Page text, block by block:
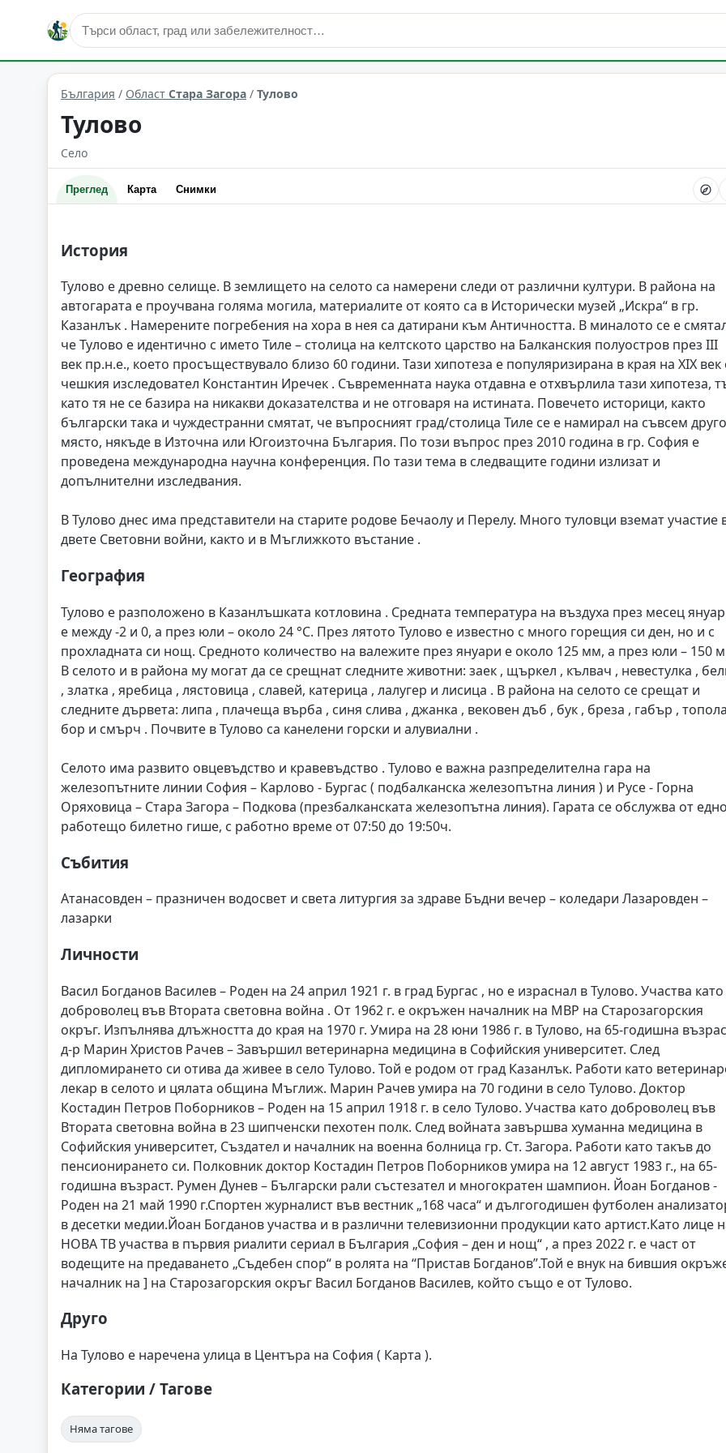
Тулово Област: Стара Загора
България / Област Стара Загора / Тулово
Тулово
Село
Преглед Карта Снимки
История
Тулово е древно селище. В землището на селото са намерени следи от различни култури. В района на
автогарата е проучвана голяма могила, материалите от която са в Исторически музей „Искра“ в гр.
Казанлък . Намерените погребения на хора в нея са датирани към Античността. В миналото се е
че Тулово е идентично с името Тиле – столица на келтското царство на Балканския полуостров през III
век пр.н.е., което просъществувало близо 60 години. Тази хипотеза е популяризирана в края на XIX век
чешкия изследовател Константин Иречек . Съвременната наука отдавна е отхвърлила тази хипотеза,
като тя не се базира на никакви доказателства и не отговаря на истината. Повечето историци, както
български така и чуждестранни смятат, че въпросният град/столица Тиле се е намирал на съвсем друго
място, някъде в Източна или Югоизточна България. По този въпрос през 2010 година в гр. София е
проведена международна научна конференция. По тази тема в следващите години излизат и
допълнителни изследвания.
В Тулово днес има представители на старите родове Бечаолу и Перелу. Много туловци вземат участие
двете Световни войни, както и в Мъглижкото въстание .
География
Тулово е разположено в Казанлъшката котловина . Средната температура на въздуха през месец
е между -2 и 0, а през юли – около 24 °С. През лятото Тулово е известно с много горещия си ден, но и с
прохладната си нощ. Средното количество на валежите през януари е около 125 мм, а през юли – 150
В селото и в района му могат да се срещнат следните животни: заек , щъркел , кълвач , невестулка ,
, златка , яребица , лястовица , славей, катерица , лалугер и лисица . В района на селото се срещат и
следните дървета: липа , плачеща върба , синя слива , джанка , вековен дъб , бук , бреза , габър ,
бор и смърч . Почвите в Тулово са канелени горски и алувиални .
Селото има развито овцевъдство и кравевъдство . Тулово е важна разпределителна гара на
железопътните линии София – Карлово - Бургас ( подбалканска железопътна линия ) и Русе - Горна
Оряховица – Стара Загора – Подкова (презбалканската железопътна линия). Гарата се обслужва от едно
работещо билетно гише, с работно време от 07:50 до 19:50ч.
Събития
Атанасовден – празничен водосвет и света литургия за здраве Бъдни вечер – коледари Лазаровден –
лазарки
Личности
Васил Богданов Василев – Роден на 24 април 1921 г. в град Бургас , но е израснал в Тулово. Участва като
доброволец във Втората световна война . От 1962 г. е окръжен началник на МВР на Старозагорския
окръг. Изпълнява длъжността до края на 1970 г. Умира на 28 юни 1986 г. в Тулово, на 65-годишна
д-р Марин Христов Рачев – Завършил ветеринарна медицина в Софийския университет. След
дипломирането си отива да живее в село Тулово. Той е родом от град Казанлък. Работи като
лекар в селото и цялата община Мъглиж. Марин Рачев умира на 70 години в село Тулово. Доктор
Костадин Петров Поборников – Роден на 15 април 1918 г. в село Тулово. Участва като доброволец във
Втората световна война в 23 шипченски пехотен полк. След войната завършва хуманна медицина в
Софийския университет, Създател и началник на военна болница гр. Ст. Загора. Работи като такъв до
пенсионирането си. Полковник доктор Костадин Петров Поборников умира на 12 август 1983 г., на 65-
годишна възраст. Румен Дунев – Български рали състезател и многократен шампион. Йоан Богданов -
Роден на 21 май 1990 г.Спортен журналист във вестник „168 часа“ и дългогодишен футболен
в десетки медии.Йоан Богданов участва и в различни телевизионни продукции като артист.Като лице
НОВА ТВ участва в първия риалити сериал в България „София – ден и нощ“ , а през 2022 г. е част от
водещите на предаването „Съдебен спор“ в ролята на “Пристав Богданов”.Той е внук на бившия
началник на ] на Старозагорския окръг Васил Богданов Василев, който също е от Тулово.
Друго
На Тулово е наречена улица в Центъра на София ( Карта ).
Категории / Тагове
Няма тагове